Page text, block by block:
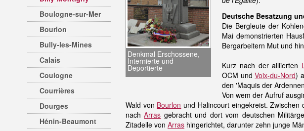
Boulogne-sur-Mer
Bourlon
Bully-les-Mines
Calais
Coulogne
Courrières
Dourges
Hénin-Beaumont
Denkmal Erschossene,
Internierte und
Deportierte
Deutsche Besatzung
Die Bergleute der
Mai demonstrierten
Bergarbeitern Mut und
Kurz nach der alliierten
OCM undVoix-du-Nord)
den 'Maquis der
Von wem der Aufruf
Wald von Bourlon und Halincourt eingekreist.
nachArras gebracht und dort vom deutschen
Zitadelle von Arras hingerichtet, darunter zehn junge